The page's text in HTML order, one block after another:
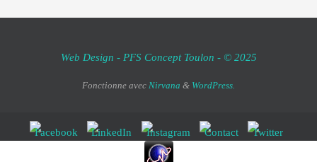
Web Design - PFS Concept Toulon - © 2025
Fonctionne avec Nirvana & WordPress.